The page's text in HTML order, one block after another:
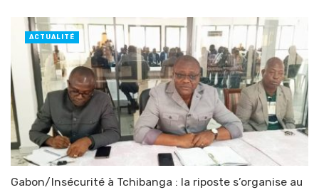
Gabon/Insécurité à Tchibanga : la riposte s’organise au
ACTUALITÉ